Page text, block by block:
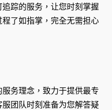
踪的服务，让您时刻掌握
了如指掌，完全无需担心
务理念，致力于提供最专
团队时刻准备为您解答疑